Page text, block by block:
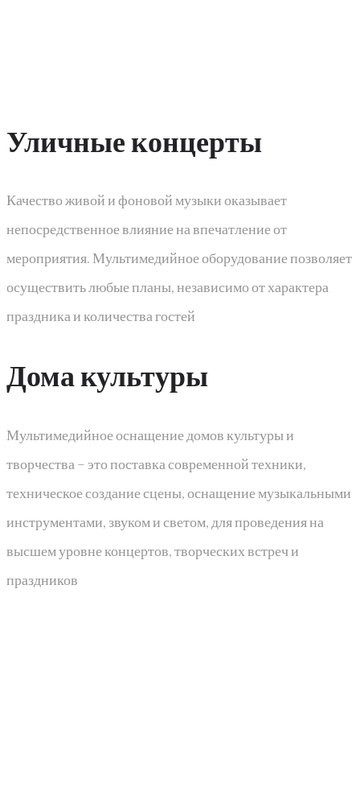
Уличные концерты​
Качество живой и фоновой музыки оказывает
непосредственное влияние на впечатление от
мероприятия. Мультимедийное оборудование позволяет
осуществить любые планы, независимо от характера
праздника и количества гостей
Дома культуры​
Мультимедийное оснащение домов культуры и
творчества – это поставка современной техники,
техническое создание сцены, оснащение музыкальными
инструментами, звуком и светом, для проведения на
высшем уровне концертов, творческих встреч и
праздников